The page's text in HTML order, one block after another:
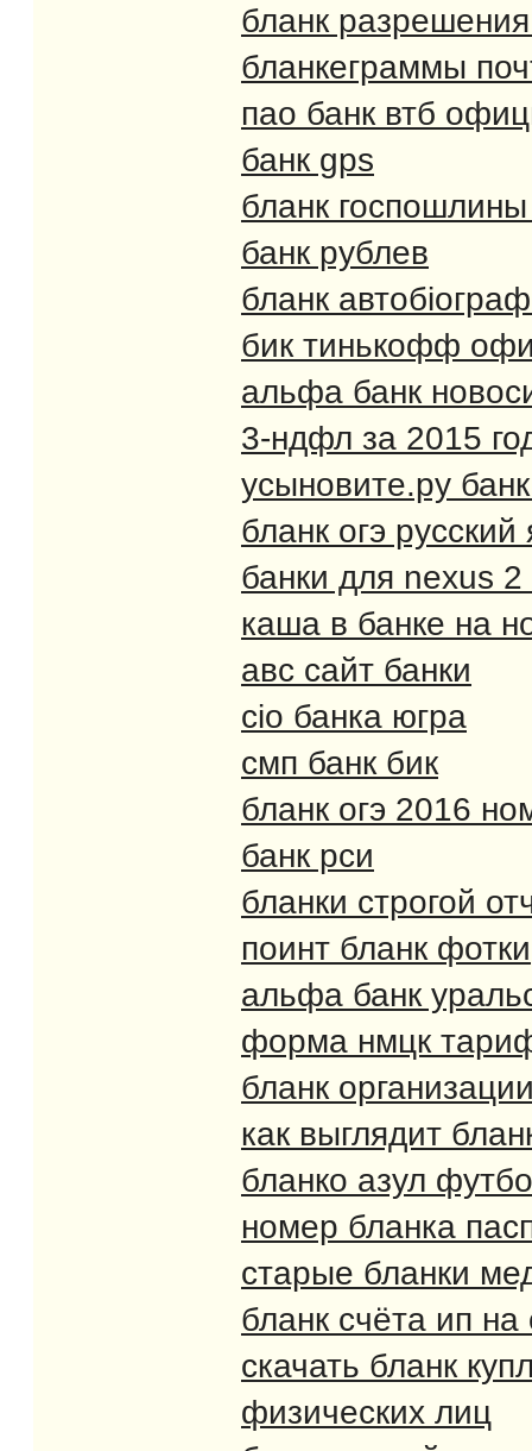
бланк
бланкеграммы
пао банк втб
банк gps
бланк
банк рублев
бланк
бик тинькофф
альфа банк
3-ндфл за 2015
усыновите.ру
бланк огэ
банки для nexus 2
каша в банке на
авс сайт банки
cio банка югра
смп банк бик
бланк огэ 2016
банк рси
бланки строгой
поинт бланк фотки
альфа банк
форма нмцк
бланк
как выглядит
бланко азул
номер бланка
старые бланки
бланк счёта ип
скачать бланк
физических лиц